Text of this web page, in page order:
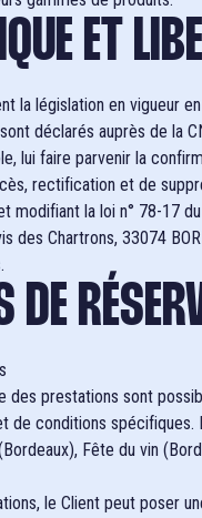
ET
la législation en vigueur
déclarés auprès de la
lui faire parvenir la
rectification et de
modifiant la loi n° 78-17
des Chartrons, 33074
des prestations sont
de conditions
Fête du vin
le Client peut poser